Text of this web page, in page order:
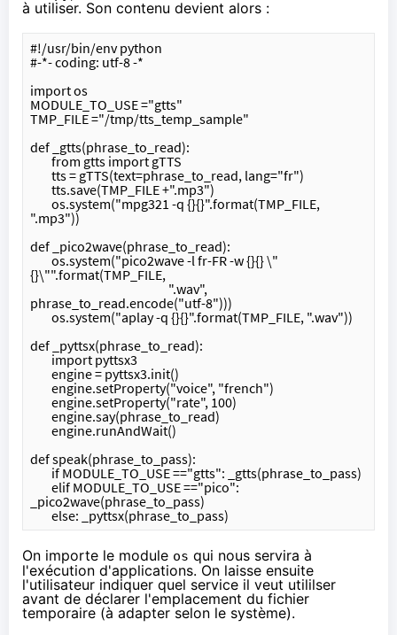
à utiliser. Son contenu devient alors :
#!/usr/bin/env python
#-*- coding: utf-8 -*
import os
MODULE_TO_USE ="gtts"
TMP_FILE ="/tmp/tts_temp_sample"
def _gtts(phrase_to_read):
	from gtts import gTTS
	tts = gTTS(text=phrase_to_read, lang="fr")
	tts.save(TMP_FILE +".mp3")
".mp3"))
def _pico2wave(phrase_to_read):
{}\"".format(TMP_FILE,
phrase_to_read.encode("utf-8")))
	os.system("aplay -q {}{}".format(TMP_FILE, ".wav"))
def _pyttsx(phrase_to_read):
	import pyttsx3
	engine = pyttsx3.init()
	engine.setProperty("voice", "french")
	engine.setProperty("rate", 100)
	engine.say(phrase_to_read)
	engine.runAndWait()
def speak(phrase_to_pass):
	if MODULE_TO_USE =="gtts": _gtts(phrase_to_pass)
_pico2wave(phrase_to_pass)
	else: _pyttsx(phrase_to_pass)
On importe le module os qui nous servira à
l'exécution d'applications. On laisse ensuite
l'utilisateur indiquer quel service il veut utililser
avant de déclarer l'emplacement du fichier
temporaire (à adapter selon le système).